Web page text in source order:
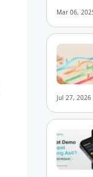
Mar 06,
Jul 27,